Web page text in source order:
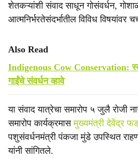
शेतकऱ्यांशी संवाद साधून गोसंवर्धन,
आत्मनिर्भरतेसंदर्भातील विविध विषयांवर
Also Read
Indigenous Cow Conservation:
गाईंचे संवर्धन व्हावे
या संवाद यात्रेचा समारोप ५ जुलै रोजी
समारोप कार्यक्रमासमुख्यमंत्री देवेंद्र
पशुसंवर्धनमंत्री पंकजा मुंडे उपस्थित
यांनी सांगितले.